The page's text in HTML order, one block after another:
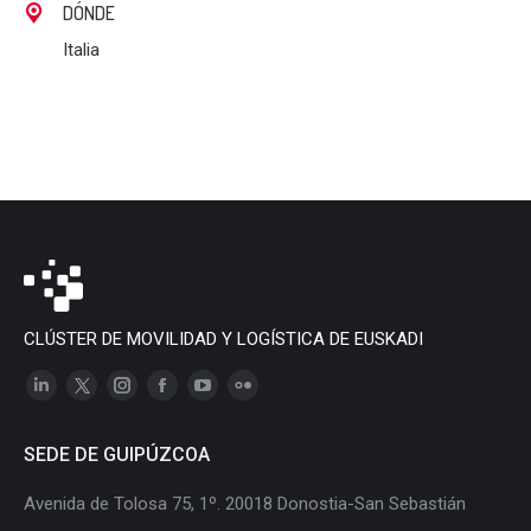
DÓNDE
Italia
CLÚSTER DE MOVILIDAD Y LOGÍSTICA DE EUSKADI
Linkedin
opens
X
opens
Instagram
opens
in
opens
in
opens
in
in
SEDE DE GUIPÚZCOA
Avenida de Tolosa 75, 1º. 20018 Donostia-San Sebastián